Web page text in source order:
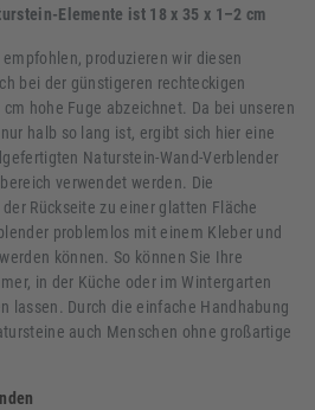
Elemente ist 18 x 35 x 1–2 cm
produzieren wir diesen
bei der günstigeren rechteckigen
hohe Fuge abzeichnet. Da bei unseren
halb so lang ist, ergibt sich hier eine
Naturstein-Wand-Verblender
verwendet werden. Die
Rückseite zu einer glatten Fläche
problemlos mit einem Kleber und
können. So können Sie Ihre
in der Küche oder im Wintergarten
lassen. Durch die einfache Handhabung
auch Menschen ohne großartige